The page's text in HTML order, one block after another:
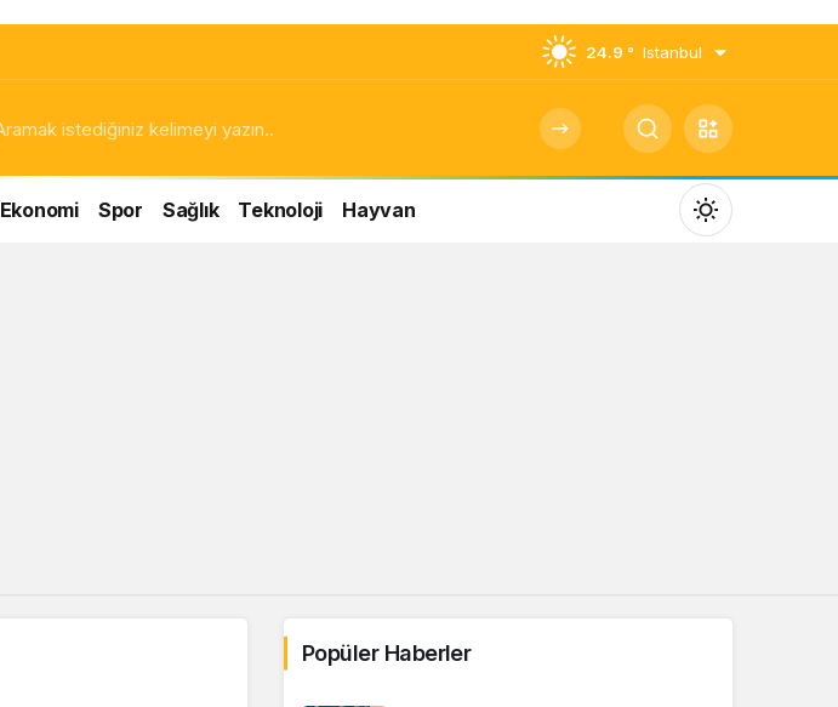
24.9 ° Istanbul
Ekonomi Spor Sağlık Teknoloji Hayvan
Mod
değiştir
Popüler Haberler